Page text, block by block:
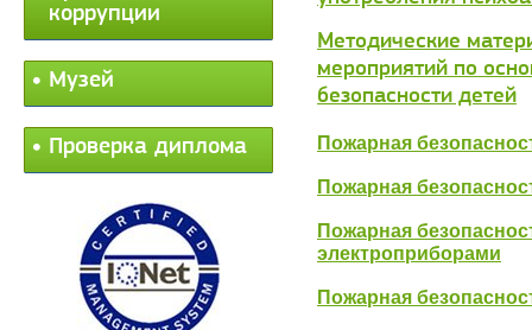
коррупции
Музей
Проверка диплома
Методические
мероприятий по
безопасности детей
Пожарная
Пожарная
Пожарная
электроприборами
Пожарная